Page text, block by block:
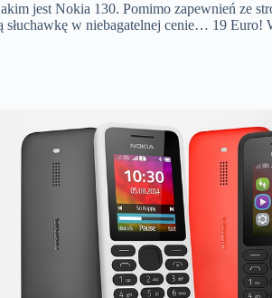
jest Nokia 130. Pomimo zapewnień
w niebagatelnej cenie… 19